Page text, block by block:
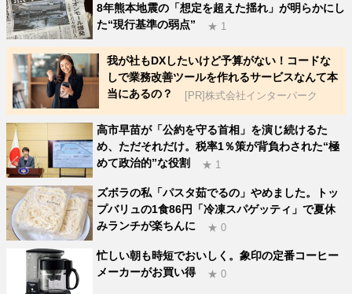
8年熊本地震の「想定を超えた揺れ」が明らかにし
た“現行基準の弱点”
★ 1
我が社もDXしたいけど予算がない！コードな
しで業務改善ツールを作れるサービスなんて本
当にあるの？
[PR]株式会社インターパーク
高市早苗が「公約を守る首相」を演じ続けるた
め、ただそれだけ。税率1％策が背負わされた“極
めて政治的”な役割
★ 1
ズボラの私「パスタ茹でるの」やめました。トッ
プバリュの1食86円「冷凍スパゲッティ」で夏休
みランチが楽ちんに
★ 0
忙しい朝も時短でおいしく。象印の定番コーヒー
メーカーがお買い得
★ 0